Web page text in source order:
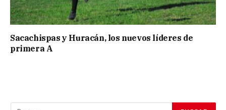
Sacachispas y Huracán, los nuevos líderes de
primera A